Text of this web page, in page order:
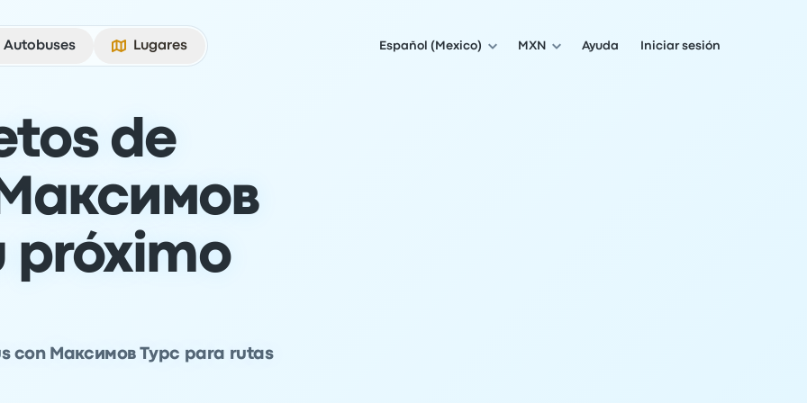
Autobuses
Lugares Español (Mexico) MXN Ayuda Iniciar sesión
de
próximo
con Максимов Турс para rutas